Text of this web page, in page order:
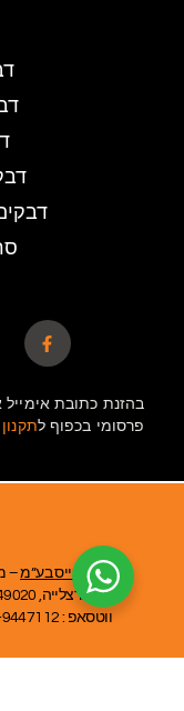
בהזנת כתובת
פרסומי בכפוף ל
אומניבייס בע”מ–
39, הרצלייה, 4649020 .
ווטסאפ : 055-9447112